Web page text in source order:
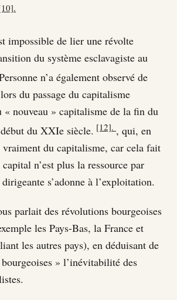
impossible de lier une révolte
du système esclavagiste au
n’a également observé de
du passage du capitalisme
« nouveau » capitalisme de la fin du
du XXIe siècle. [12]. , qui, en
vraiment du capitalisme, car cela fait
n’est plus la ressource par
s’adonne à l’exploitation.
parlait des révolutions bourgeoises
les Pays-Bas, la France et
les autres pays), en déduisant de
» l’inévitabilité des